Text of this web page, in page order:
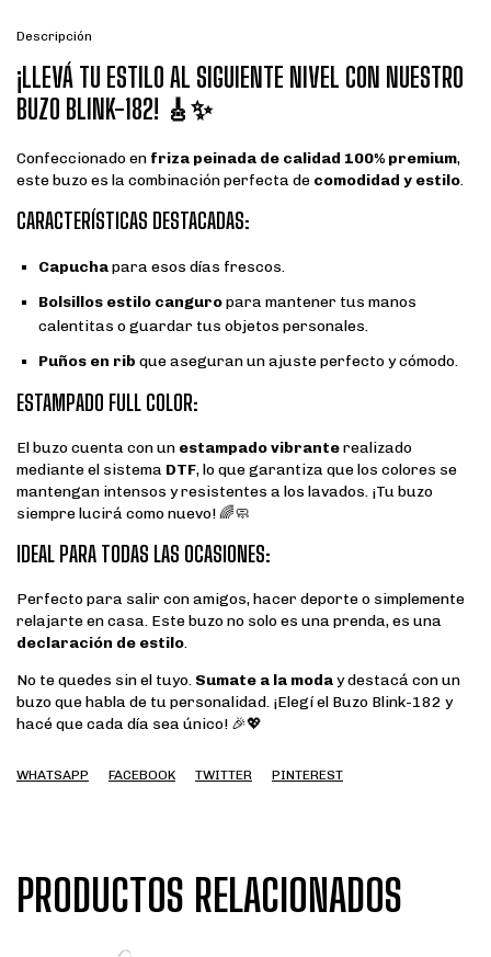
Descripción
¡LLEVÁ TU ESTILO AL SIGUIENTE NIVEL CON NUESTRO
BUZO BLINK-182! 🎸✨
Confeccionado en friza peinada de calidad 100% premium,
este buzo es la combinación perfecta de comodidad y estilo.
CARACTERÍSTICAS DESTACADAS:
Capuchapara esos días frescos.
Bolsillos estilo canguropara mantener tus manos
calentitas o guardar tus objetos personales.
Puños en rib que aseguran un ajuste perfecto y cómodo.
ESTAMPADO FULL COLOR:
El buzo cuenta con un estampado vibranterealizado
mediante el sistema DTF, lo que garantiza que los colores se
mantengan intensos y resistentes a los lavados. ¡Tu buzo
siempre lucirá como nuevo! 🌈🧼
IDEAL PARA TODAS LAS OCASIONES:
Perfecto para salir con amigos, hacer deporte o simplemente
relajarte en casa. Este buzo no solo es una prenda, es una
declaración de estilo.
No te quedes sin el tuyo. Sumate a la moday destacá con un
buzo que habla de tu personalidad. ¡Elegí el Buzo Blink-182 y
hacé que cada día sea único! 🎉💖
WHATSAPP FACEBOOK TWITTER PINTEREST
PRODUCTOS RELACIONADOS